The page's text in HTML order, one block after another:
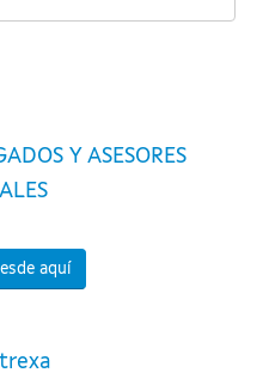
Y ASESORES
aquí